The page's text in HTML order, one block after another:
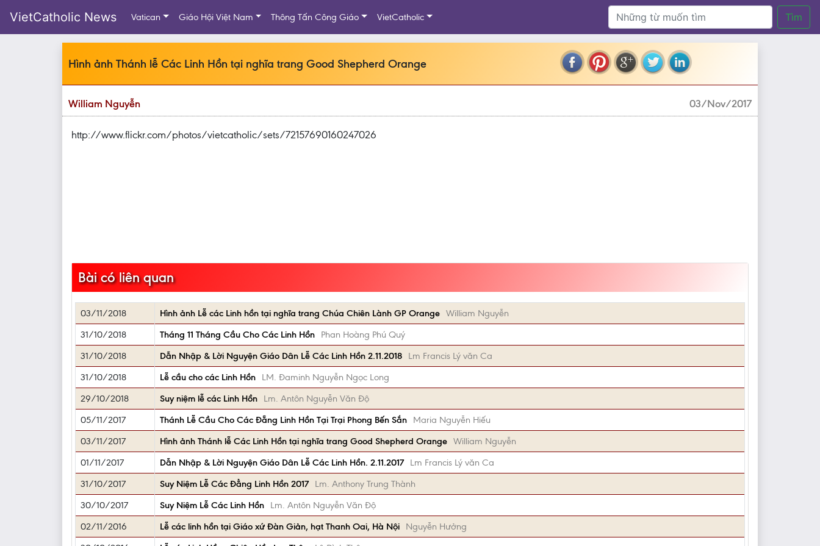
VietCatholic News Vatican Giáo Hội Việt Nam Thông Tấn Công Giáo VietCatholic Tìm
Hình ảnh Thánh lễ Các Linh Hồn tại nghĩa trang Good Shepherd Orange
William Nguyễn 03/Nov/2017
http://www.flickr.com/photos/vietcatholic/sets/72157690160247026
Bài có liên quan
03/11/2018 Hình ảnh Lễ các Linh hồn tại nghĩa trang Chúa Chiên Lành GP Orange William Nguyễn
31/10/2018
Tháng 11 Tháng Cầu Cho Các Linh Hồn
Phan Hoàng Phú Quý
31/10/2018
Dẫn Nhập & Lời Nguyện Giáo Dân Lễ Các Linh Hồn 2.11.2018
Lm Francis Lý văn Ca
31/10/2018
Lễ cầu cho các Linh Hồn
LM. Đaminh Nguyễn Ngọc Long
29/10/2018
Suy niệm lễ các Linh Hồn
Lm. Antôn Nguyễn Văn Độ
05/11/2017
Thánh Lễ Cầu Cho Các Đẵng Linh Hồn Tại Trại Phong Bến Sắn
Maria Nguyễn Hiếu
03/11/2017
Hình ảnh Thánh lễ Các Linh Hồn tại nghĩa trang Good Shepherd Orange William Nguyễn
01/11/2017
Dẫn Nhập & Lời Nguyện Giáo Dân Lễ Các Linh Hồn. 2.11.2017
Lm Francis Lý văn Ca
31/10/2017
Suy Niệm Lễ Các Đẳng Linh Hồn 2017
Lm. Anthony Trung Thành
30/10/2017
Suy Niệm Lễ Các Linh Hồn
Lm. Antôn Nguyễn Văn Độ
02/11/2016
Lễ các linh hồn tại Giáo xứ Đàn Giản, hạt Thanh Oai, Hà Nội
Nguyễn Hưởng